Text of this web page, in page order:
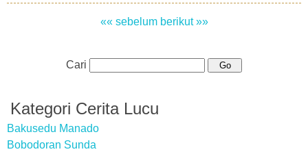
«« sebelum berikut »»
Cari
Kategori Cerita Lucu
Bakusedu Manado
Bobodoran Sunda